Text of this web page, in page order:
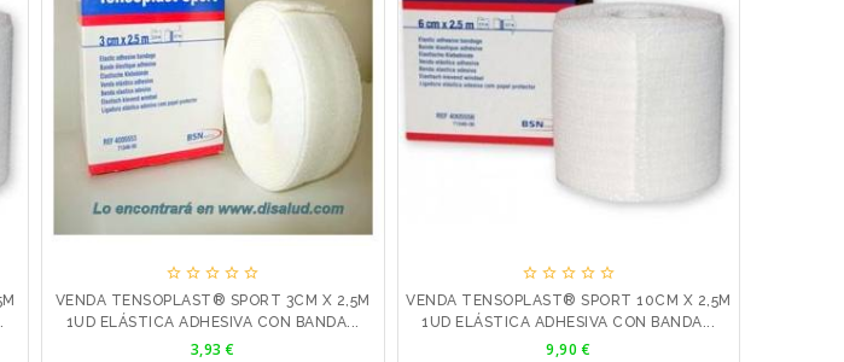
    
VENDA TENSOPLAST® SPORT 3CM X 2,5M
1UD ELÁSTICA ADHESIVA CON BANDA...
Precio
3,93 €
    
VENDA TENSOPLAST® SPORT 10CM X 2,5M
1UD ELÁSTICA ADHESIVA CON BANDA...
Precio
9,90 €